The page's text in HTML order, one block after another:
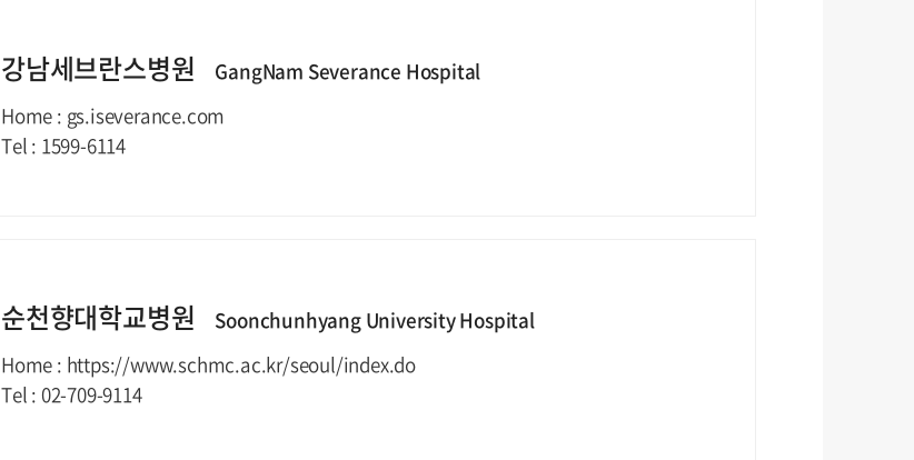
강남세브란스병원
GangNam Severance Hospital
Home : gs.iseverance.com
Tel : 1599-6114
순천향대학교병원
Soonchunhyang University Hospital
Home : https://www.schmc.ac.kr/seoul/index.do
Tel : 02-709-9114